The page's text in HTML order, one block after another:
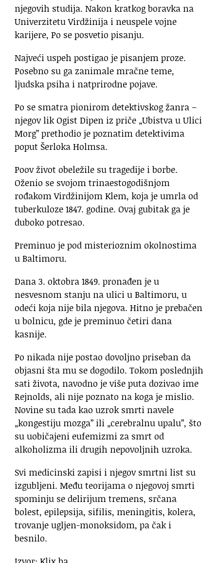
njegovih studija. Nakon kratkog boravka na
Univerzitetu Virdžinija i neuspele vojne
karijere, Po se posvetio pisanju.
Najveći uspeh postigao je pisanjem proze.
Posebno su ga zanimale mračne teme,
ljudska psiha i natprirodne pojave.
Po se smatra pionirom detektivskog žanra –
njegov lik Ogist Dipen iz priče „Ubistva u Ulici
Morg” prethodio je poznatim detektivima
poput Šerloka Holmsa.
Poov život obeležile su tragedije i borbe.
Oženio se svojom trinaestogodišnjom
rođakom Virdžinijom Klem, koja je umrla od
tuberkuloze 1847. godine. Ovaj gubitak ga je
duboko potresao.
Preminuo je pod misterioznim okolnostima
u Baltimoru.
Dana 3. oktobra 1849. pronađen je u
nesvesnom stanju na ulici u Baltimoru, u
odeći koja nije bila njegova. Hitno je prebačen
u bolnicu, gde je preminuo četiri dana
kasnije.
Po nikada nije postao dovoljno priseban da
objasni šta mu se dogodilo. Tokom poslednjih
sati života, navodno je više puta dozivao ime
Rejnolds, ali nije poznato na koga je mislio.
Novine su tada kao uzrok smrti navele
„kongestiju mozga” ili „cerebralnu upalu”, što
su uobičajeni eufemizmi za smrt od
alkoholizma ili drugih nepovoljnih uzroka.
Svi medicinski zapisi i njegov smrtni list su
izgubljeni. Među teorijama o njegovoj smrti
spominju se delirijum tremens, srčana
bolest, epilepsija, sifilis, meningitis, kolera,
trovanje ugljen-monoksidom, pa čak i
besnilo.